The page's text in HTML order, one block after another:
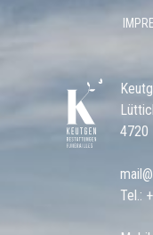
4720
Tel.: